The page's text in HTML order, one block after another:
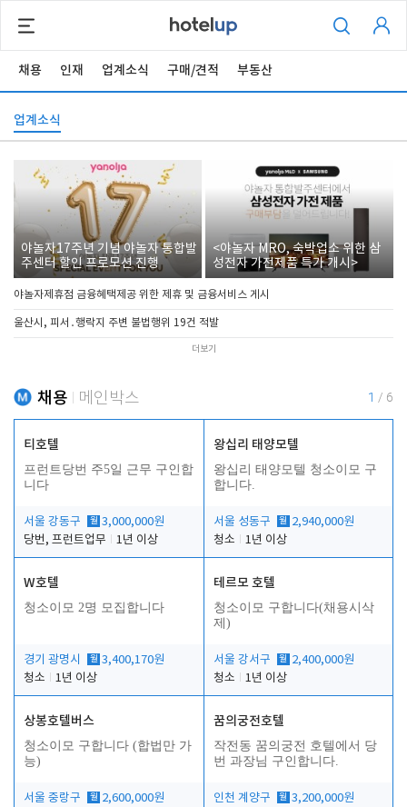
채용 인재 업계소식 구매/견적 부동산
업계소식
야놀자17주년 기념 야놀자 통합발
주센터 할인 프로모션 진행
<야놀자 MRO, 숙박업소 위한 삼
성전자 가전제품 특가 개시>
야놀자제휴점 금융혜택제공 위한 제휴 및 금융서비스 게시
울산시, 피서․행락지 주변 불법행위 19건 적발
더보기
채용 메인박스 1 / 6
티호텔
프런트당번 주5일 근무 구인합
니다
서울 강동구 월 3,000,000원
당번, 프런트업무
1년 이상
왕십리 태양모텔
왕십리 태양모텔 청소이모 구
합니다.
서울 성동구 월 2,940,000원
청소
1년 이상
W호텔
청소이모 2명 모집합니다
경기 광명시 월 3,400,170원
청소
1년 이상
테르모 호텔
청소이모 구합니다(채용시삭
제)
서울 강서구 월 2,400,000원
청소
1년 이상
상봉호텔버스
청소이모 구합니다 (합법만 가
능)
서울 중랑구 월 2,600,000원
꿈의궁전호텔
작전동 꿈의궁전 호텔에서 당
번 과장님 구인합니다.
인천 계양구 월 3,200,000원